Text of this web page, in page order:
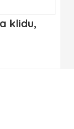
klidu,